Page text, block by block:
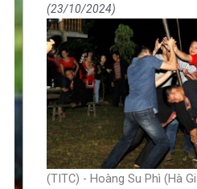
23/10/2024
(TITC) - Hoàng Su Phì (Hà